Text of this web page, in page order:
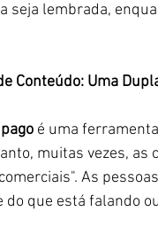
seja lembrada,
Conteúdo: Uma
é uma
muitas vezes, as
As
do que está falando